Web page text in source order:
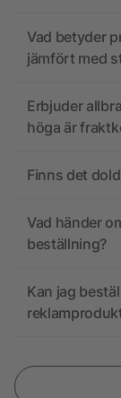
Vad betyder
jämfört med
Erbjuder
höga är
Finns det
Vad händer
beställning?
Kan jag